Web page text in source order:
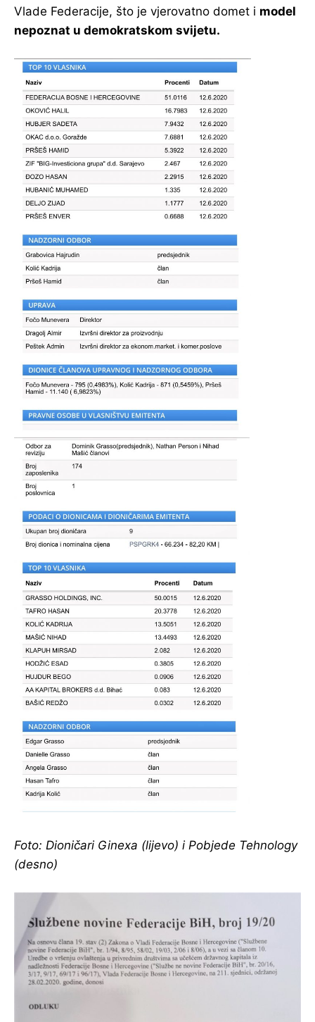
Vlade Federacije, što je vjerovatno domet i model
nepoznat u demokratskom svijetu.
Foto: Dioničari Ginexa (lijevo) i Pobjede Tehnology
(desno)